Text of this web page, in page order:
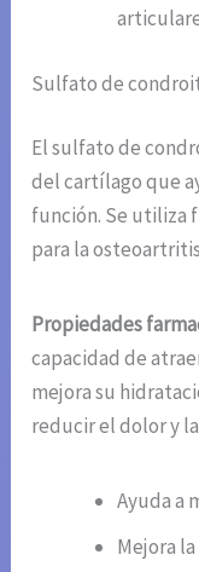
Sulfato de
El sulfato de
del cartílago que
función. Se utiliza
para la
Propiedades
capacidad de
mejora su
reducir el dolor y
Ayuda a
Mejora